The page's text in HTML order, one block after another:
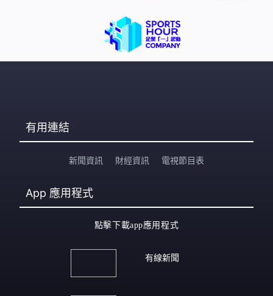
有用連結
新聞資訊 財經資訊 電視節目表
App 應用程式
點擊下載app應用程式
有線新聞